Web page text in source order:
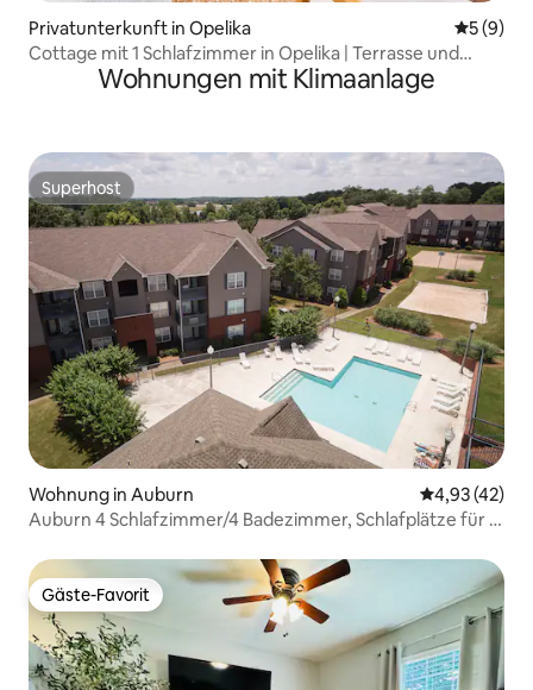
Privatunterkunft in Opelika
5 (9)
Cottage mit 1 Schlafzimmer in Opelika | Terrasse und
Garten | Auburn und RTJ
Wohnungen mit Klimaanlage
Superhost
Superhost
Wohnung in Auburn
4,93 (42)
Auburn 4 Schlafzimmer/4 Badezimmer, Schlafplätze für 11
Gäste-Favorit
Gäste-Favorit